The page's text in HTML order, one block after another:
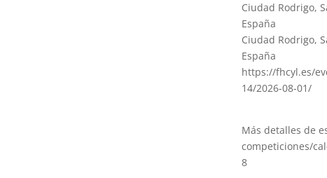
Ciudad Rodrigo,
España
Ciudad Rodrigo,
España
https://fhcyl.es/
14/2026-08-01/
Más detalles de
competiciones/
8